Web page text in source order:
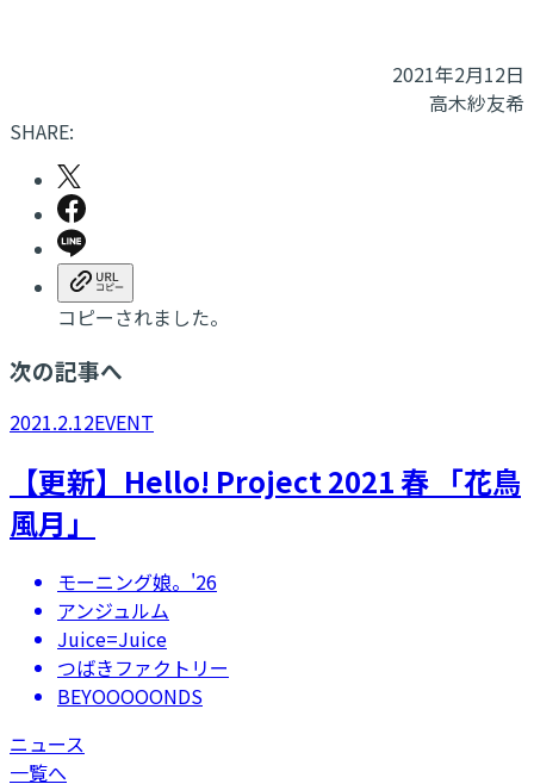
2021年2月12日
高木紗友希
SHARE:
コピーされました。
次の記事へ
2021.2.12EVENT
【更新】Hello! Project 2021 春 「花鳥
風月」
モーニング娘。'26
アンジュルム
Juice=Juice
つばきファクトリー
BEYOOOOONDS
ニュース
一覧へ